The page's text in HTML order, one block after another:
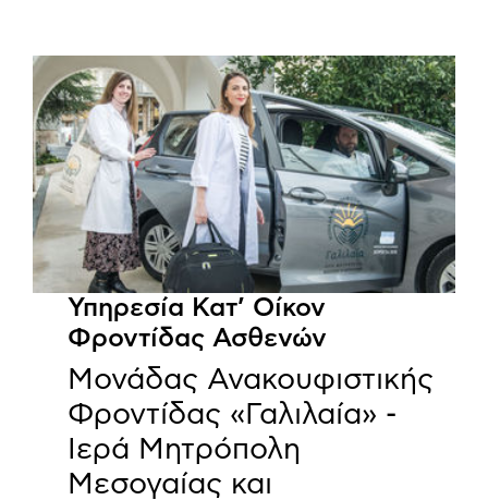
Υπηρεσία Κατ’ Οίκον
Φροντίδας Ασθενών
Μονάδας Ανακουφιστικής
Φροντίδας «Γαλιλαία» -
Ιερά Μητρόπολη
Μεσογαίας και